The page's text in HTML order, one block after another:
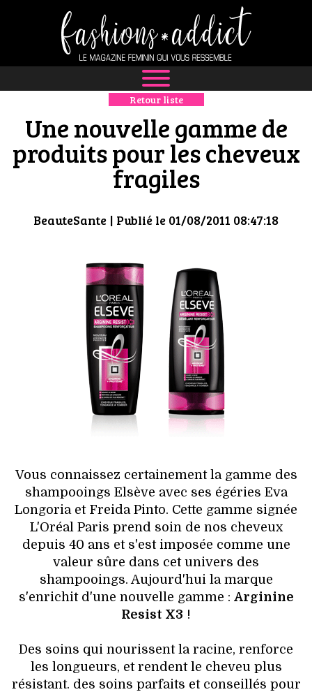
NEWS
MODE
LUXE
DÉFILÉS
CULTURE
HIGH TECH
MAISON
AUTO
LIEUX TENDANCES
MODE DE RUE
JEUNES CRÉATEURS
HISTOIRE DES MARQUES
DÉCO
Retour liste
Une nouvelle gamme de
produits pour les cheveux
fragiles
BeauteSante | Publié le 01/08/2011 08:47:18
Vous connaissez certainement la gamme des
shampooings Elsève avec ses égéries Eva
Longoria et Freida Pinto. Cette gamme signée
L'Oréal Paris prend soin de nos cheveux
depuis 40 ans et s'est imposée comme une
valeur sûre dans cet univers des
shampooings. Aujourd'hui la marque
s'enrichit d'une nouvelle gamme : Arginine
Resist X3 !
Des soins qui nourissent la racine, renforce
les longueurs, et rendent le cheveu plus
résistant. des soins parfaits et conseillés pour